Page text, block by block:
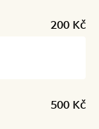
200 Kč
500 Kč